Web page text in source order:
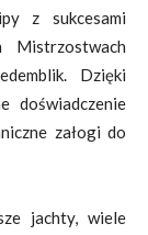
z sukcesami
Mistrzostwach
Dzięki
doświadczenie
załogi do
jachty, wiele